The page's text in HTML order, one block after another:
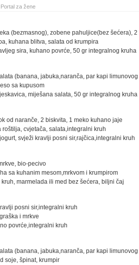
Portal za žene
(bezmasnog), zobene pahuljice(bez šećera),
kuhana blitva, salata od krumpira
sira, kuhano povrće, 50 gr integralnog kruha
(banana, jabuka,naranča, par kapi
sa kupusom
miješana salata, 50 gr integralnog kruha
od naranče, 2 biskvita, 1 meko kuhano jaje
roštilja, cvjetača, salata,integralni kruh
svježi kravlji posni sir,rajčica,integralni kruh
bio-pecivo
sa kuhanim mesom,mrkvom i krumpirom
marmelada ili med bez šećera, biljni čaj
posni sir,integralni kruh
i mrkve
povrće,integralni kruh
(banana, jabuka,naranča, par kapi
soje, špinat, krumpir